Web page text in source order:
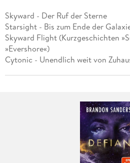
Skyward - Der Ruf der Sterne
Starsight - Bis zum Ende der
Skyward Flight (Kurzgeschichten
»Evershore«)
Cytonic - Unendlich weit von